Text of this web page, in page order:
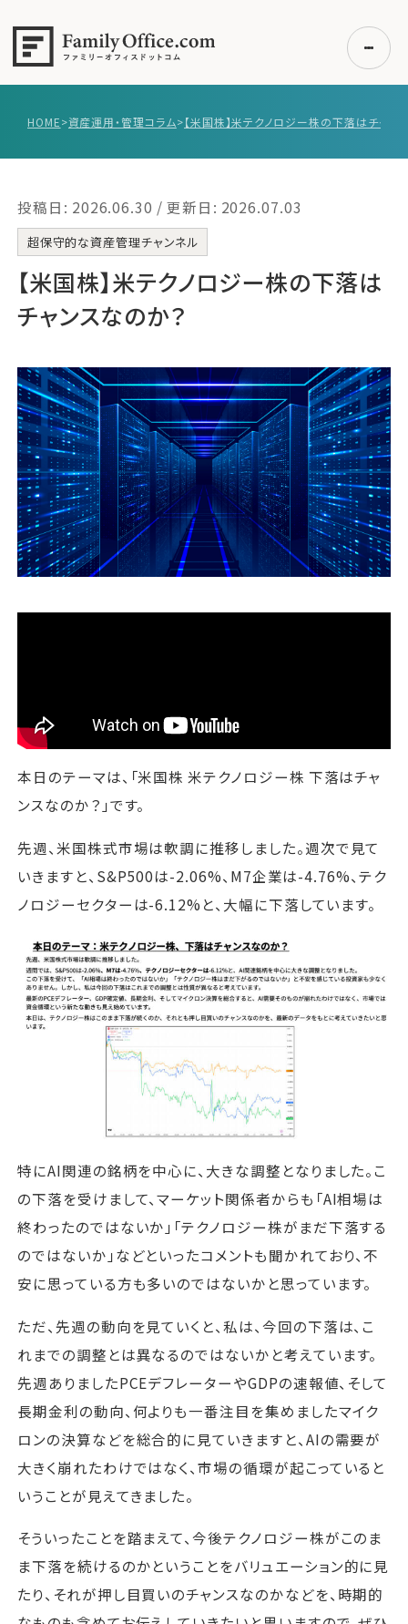
事例紹介
エキスパート一覧
無料講座
コラム
無料ご相談 ログイン
運営会社
ファミリーオフィスとは
関連書籍
メールマガジン登録
よくある質問
HOME>資産運用・管理コラム>
投稿日: 2026.06.30 / 更新日: 2026.07.03
超保守的な資産管理チャンネル
【米国株】米テクノロジー株の下落は
チャンスなのか？
本日のテーマは、「米国株 米テクノロジー株 下落はチャ
ンスなのか？」です。
先週、米国株式市場は軟調に推移しました。週次で見て
いきますと、S&P500は-2.06%、M7企業は-4.76%、テク
ノロジーセクターは-6.12%と、大幅に下落しています。
特にAI関連の銘柄を中心に、大きな調整となりました。こ
の下落を受けまして、マーケット関係者からも「AI相場は
終わったのではないか」「テクノロジー株がまだ下落する
のではないか」などといったコメントも聞かれており、不
安に思っている方も多いのではないかと思っています。
ただ、先週の動向を見ていくと、私は、今回の下落は、こ
れまでの調整とは異なるのではないかと考えています。
先週ありましたPCEデフレーターやGDPの速報値、そして
長期金利の動向、何よりも一番注目を集めましたマイク
ロンの決算などを総合的に見ていきますと、AIの需要が
大きく崩れたわけではなく、市場の循環が起こっていると
いうことが見えてきました。
そういったことを踏まえて、今後テクノロジー株がこのま
ま下落を続けるのかということをバリュエーション的に見
たり、それが押し目買いのチャンスなのかなどを、時期的